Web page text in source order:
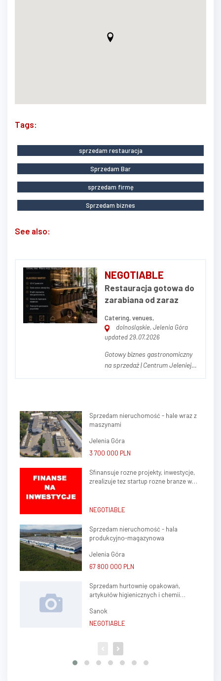
Tags:
sprzedam restauracja
Sprzedam Bar
sprzedam firmę
Sprzedam biznes
See also:
NEGOTIABLE
Restauracja gotowa do
zarabiana od zaraz
Catering, venues,
dolnośląskie, Jelenia Góra
updated 29.07.2026
Gotowy biznes gastronomiczny
na sprzedaż | Centrum Jeleniej
ścisłym centrum Jeleniej Góry,
jednego z najdynamiczniej
rozwijających się...
Sprzedam nieruchomość - hale wraz z
maszynami
Jelenia Góra
3 700 000 PLN
Sfinansuje rozne projekty, inwestycje,
zrealizuje tez startup rozne branze w
NEGOTIABLE
Sprzedam nieruchomość - hala
produkcyjno-magazynowa
Jelenia Góra
67 800 000 PLN
Sprzedam hurtownię opakowań,
artykułów higienicznych i chemii
Sanok
NEGOTIABLE